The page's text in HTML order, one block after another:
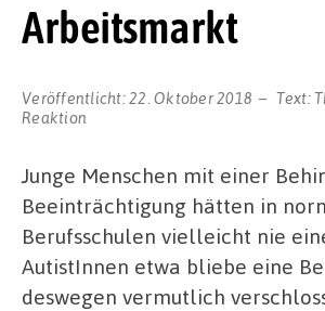
Arbeitsmarkt
Veröffentlicht:22. Oktober 2018 Text:
Reaktion
Junge Menschen mit einer
Beeinträchtigung hätten in
Berufsschulen vielleicht nie
AutistInnen etwa bliebe eine
deswegen vermutlich